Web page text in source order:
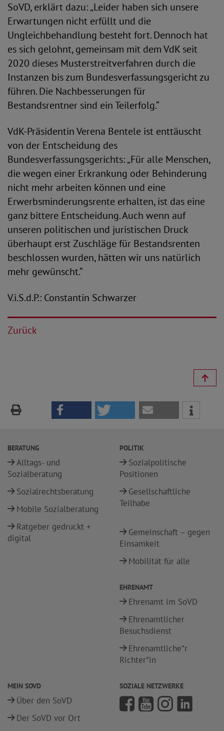
SoVD, erklärt dazu: „Leider haben sich unsere
Erwartungen nicht erfüllt und die
Ungleichbehandlung besteht fort. Dennoch hat
es sich gelohnt, gemeinsam mit dem VdK seit
2020 dieses Musterstreitverfahren durch die
Instanzen bis zum Bundesverfassungsgericht zu
führen. Die Nachbesserungen für
Bestandsrentner sind ein Teilerfolg.“
VdK-Präsidentin Verena Bentele ist enttäuscht
von der Entscheidung des
Bundesverfassungsgerichts: „Für alle Menschen,
die wegen einer Erkrankung oder Behinderung
nicht mehr arbeiten können und eine
Erwerbsminderungsrente erhalten, ist das eine
ganz bittere Entscheidung. Auch wenn auf
unseren politischen und juristischen Druck
überhaupt erst Zuschläge für Bestandsrenten
beschlossen wurden, hätten wir uns natürlich
mehr gewünscht.“
V.i.S.d.P.: Constantin Schwarzer
Zurück
BERATUNG
Alltags- und
Sozialberatung
Sozialrechtsberatung
Mobile Sozialberatung
Ratgeber gedruckt +
digital
POLITIK
Sozialpolitische
Positionen
Gesellschaftliche
Teilhabe
Gemeinschaft – gegen
Einsamkeit
Mobilität für alle
EHRENAMT
Ehrenamt im SoVD
Ehrenamtlicher
Besuchsdienst
Ehrenamtliche*r
Richter*in
MEIN SOVD
Über den SoVD
Der SoVD vor Ort
SOZIALE NETZWERKE